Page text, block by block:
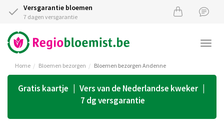
Versgarantie bloemen
7 dagen versgarantie
Home Bloemen bezorgen Bloemen bezorgen Andenne
Gratis kaartje | Vers van de Nederlandse kweker |
7 dg versgarantie